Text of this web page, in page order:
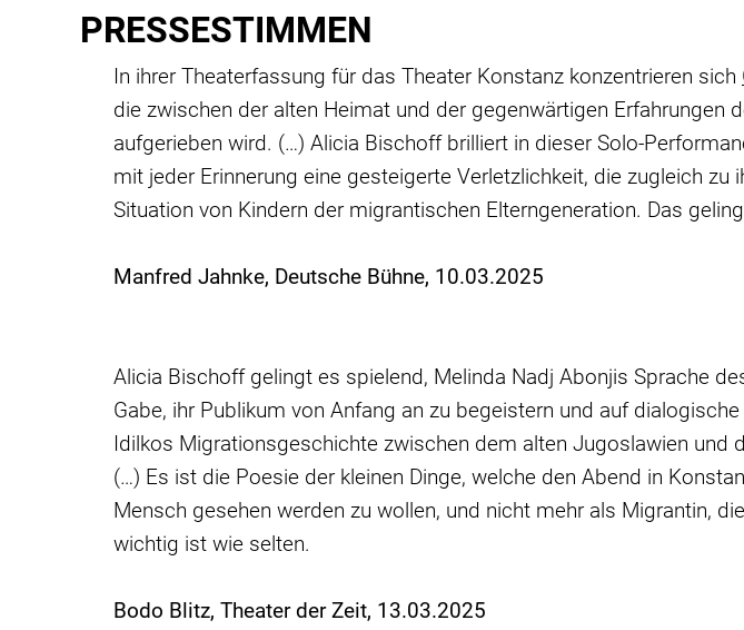
PRESSESTIMMEN
In ihrer Theaterfassung für das Theater Konstanz konzentrieren sich
die zwischen der alten Heimat und der gegenwärtigen
aufgerieben wird. (…) Alicia Bischoff brilliert in dieser Solo-
mit jeder Erinnerung eine gesteigerte Verletzlichkeit, die zugleich
Situation von Kindern der migrantischen Elterngeneration. Das
Manfred Jahnke, Deutsche Bühne, 10.03.2025
Alicia Bischoff gelingt es spielend, Melinda Nadj Abonjis Sprache
Gabe, ihr Publikum von Anfang an zu begeistern und auf
Idilkos Migrationsgeschichte zwischen dem alten Jugoslawien und
(…) Es ist die Poesie der kleinen Dinge, welche den Abend in
Mensch gesehen werden zu wollen, und nicht mehr als Migrantin,
wichtig ist wie selten.
Bodo Blitz, Theater der Zeit, 13.03.2025